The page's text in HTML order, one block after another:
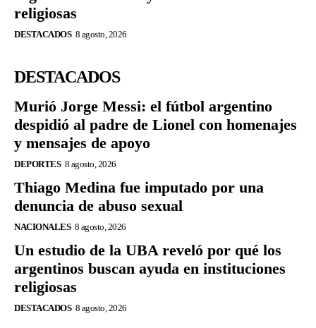
religiosas
DESTACADOS 8 agosto, 2026
DESTACADOS
Murió Jorge Messi: el fútbol argentino
despidió al padre de Lionel con homenajes
y mensajes de apoyo
DEPORTES 8 agosto, 2026
Thiago Medina fue imputado por una
denuncia de abuso sexual
NACIONALES 8 agosto, 2026
Un estudio de la UBA reveló por qué los
argentinos buscan ayuda en instituciones
religiosas
DESTACADOS 8 agosto, 2026